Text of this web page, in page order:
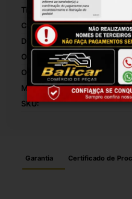
Tipo De Sistema De
Comprimento Da Flauta De
Distância Entre Injetores:
Origem:
OEM:
Modelo:
SKU:
Garantia Certificado de